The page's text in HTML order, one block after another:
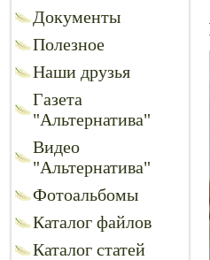
Документы
Полезное
Наши друзья
Газета
"Альтернатива"
Видео
"Альтернатива"
Фотоальбомы
Каталог файлов
Каталог статей